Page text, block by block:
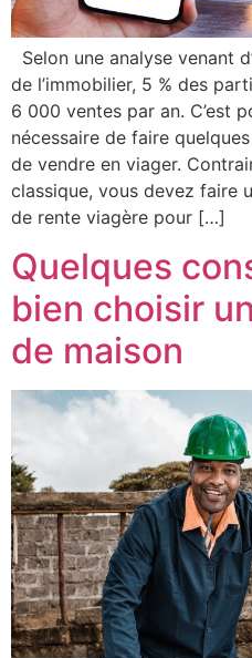
Selon une analyse venant
de l’immobilier, 5 % des
6 000 ventes par an. C’est
nécessaire de faire
de vendre en viager.
classique, vous devez faire
de rente viagère pour […]
Quelques
bien choisir
de maison